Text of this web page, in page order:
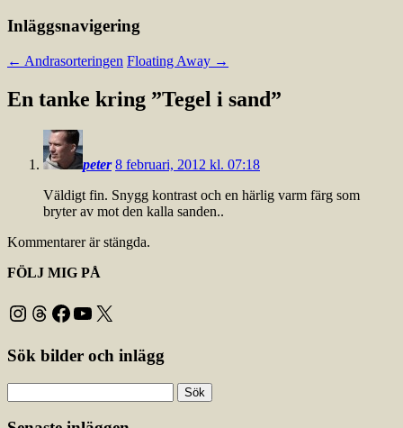
Inläggsnavigering
← Andrasorteringen Floating Away →
En tanke kring ”Tegel i sand”
peter 8 februari, 2012 kl. 07:18
Väldigt fin. Snygg kontrast och en härlig varm färg som
bryter av mot den kalla sanden..
Kommentarer är stängda.
FÖLJ MIG PÅ
Instagram
Threads
Facebook
YouTube
X
Sök bilder och inlägg
efter: